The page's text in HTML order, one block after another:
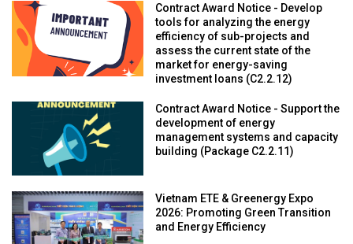
Contract Award Notice - Develop
tools for analyzing the energy
efficiency of sub-projects and
assess the current state of the
market for energy-saving
investment loans (C2.2.12)
Contract Award Notice - Support the
development of energy
management systems and capacity
building (Package C2.2.11)
Vietnam ETE & Greenergy Expo
2026: Promoting Green Transition
and Energy Efficiency